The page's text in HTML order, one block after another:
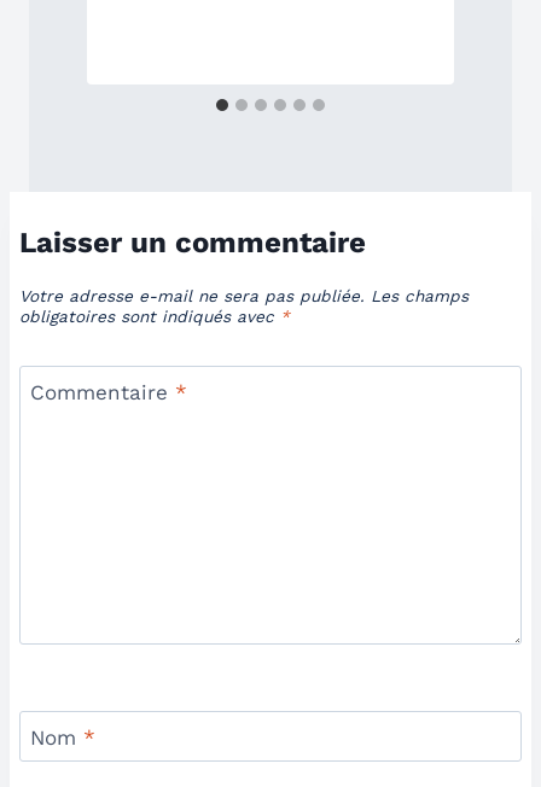
Laisser un commentaire
Votre adresse e-mail ne sera pas publiée. Les champs
obligatoires sont indiqués avec *
Commentaire *
Nom *